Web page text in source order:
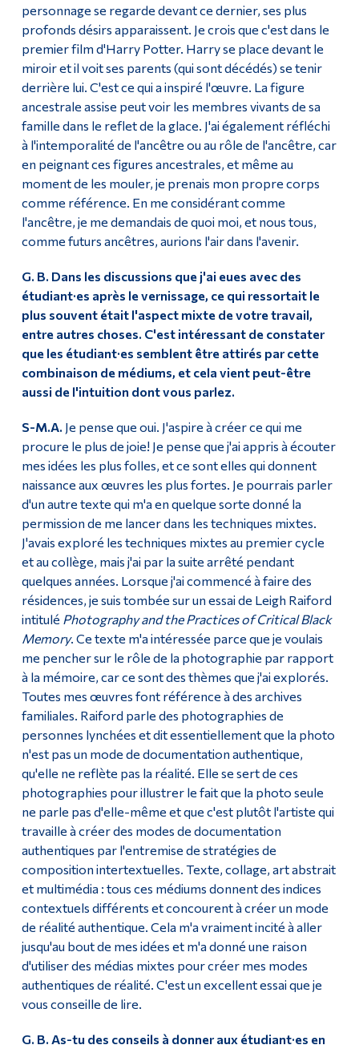
personnage se regarde devant ce dernier, ses plus
profonds désirs apparaissent. Je crois que c'est dans le
premier film d'Harry Potter. Harry se place devant le
miroir et il voit ses parents (qui sont décédés) se tenir
derrière lui. C'est ce qui a inspiré l'œuvre. La figure
ancestrale assise peut voir les membres vivants de sa
famille dans le reflet de la glace. J'ai également réfléchi
à l'intemporalité de l'ancêtre ou au rôle de l'ancêtre, car
en peignant ces figures ancestrales, et même au
moment de les mouler, je prenais mon propre corps
comme référence. En me considérant comme
l'ancêtre, je me demandais de quoi moi, et nous tous,
comme futurs ancêtres, aurions l'air dans l'avenir.
G. B. Dans les discussions que j'ai eues avec des
étudiant·es après le vernissage, ce qui ressortait le
plus souvent était l'aspect mixte de votre travail,
entre autres choses. C'est intéressant de constater
que les étudiant·es semblent être attirés par cette
combinaison de médiums, et cela vient peut-être
aussi de l'intuition dont vous parlez.
S-M.A. Je pense que oui. J'aspire à créer ce qui me
procure le plus de joie! Je pense que j'ai appris à écouter
mes idées les plus folles, et ce sont elles qui donnent
naissance aux œuvres les plus fortes. Je pourrais parler
d'un autre texte qui m'a en quelque sorte donné la
permission de me lancer dans les techniques mixtes.
J'avais exploré les techniques mixtes au premier cycle
et au collège, mais j'ai par la suite arrêté pendant
quelques années. Lorsque j'ai commencé à faire des
résidences, je suis tombée sur un essai de Leigh Raiford
intitulé Photography and the Practices of Critical Black
Memory. Ce texte m'a intéressée parce que je voulais
me pencher sur le rôle de la photographie par rapport
à la mémoire, car ce sont des thèmes que j'ai explorés.
Toutes mes œuvres font référence à des archives
familiales. Raiford parle des photographies de
personnes lynchées et dit essentiellement que la photo
n'est pas un mode de documentation authentique,
qu'elle ne reflète pas la réalité. Elle se sert de ces
photographies pour illustrer le fait que la photo seule
ne parle pas d'elle-même et que c'est plutôt l'artiste qui
travaille à créer des modes de documentation
authentiques par l'entremise de stratégies de
composition intertextuelles. Texte, collage, art abstrait
et multimédia : tous ces médiums donnent des indices
contextuels différents et concourent à créer un mode
de réalité authentique. Cela m'a vraiment incité à aller
jusqu'au bout de mes idées et m'a donné une raison
d'utiliser des médias mixtes pour créer mes modes
authentiques de réalité. C'est un excellent essai que je
vous conseille de lire.
G. B. As-tu des conseils à donner aux étudiant·es en